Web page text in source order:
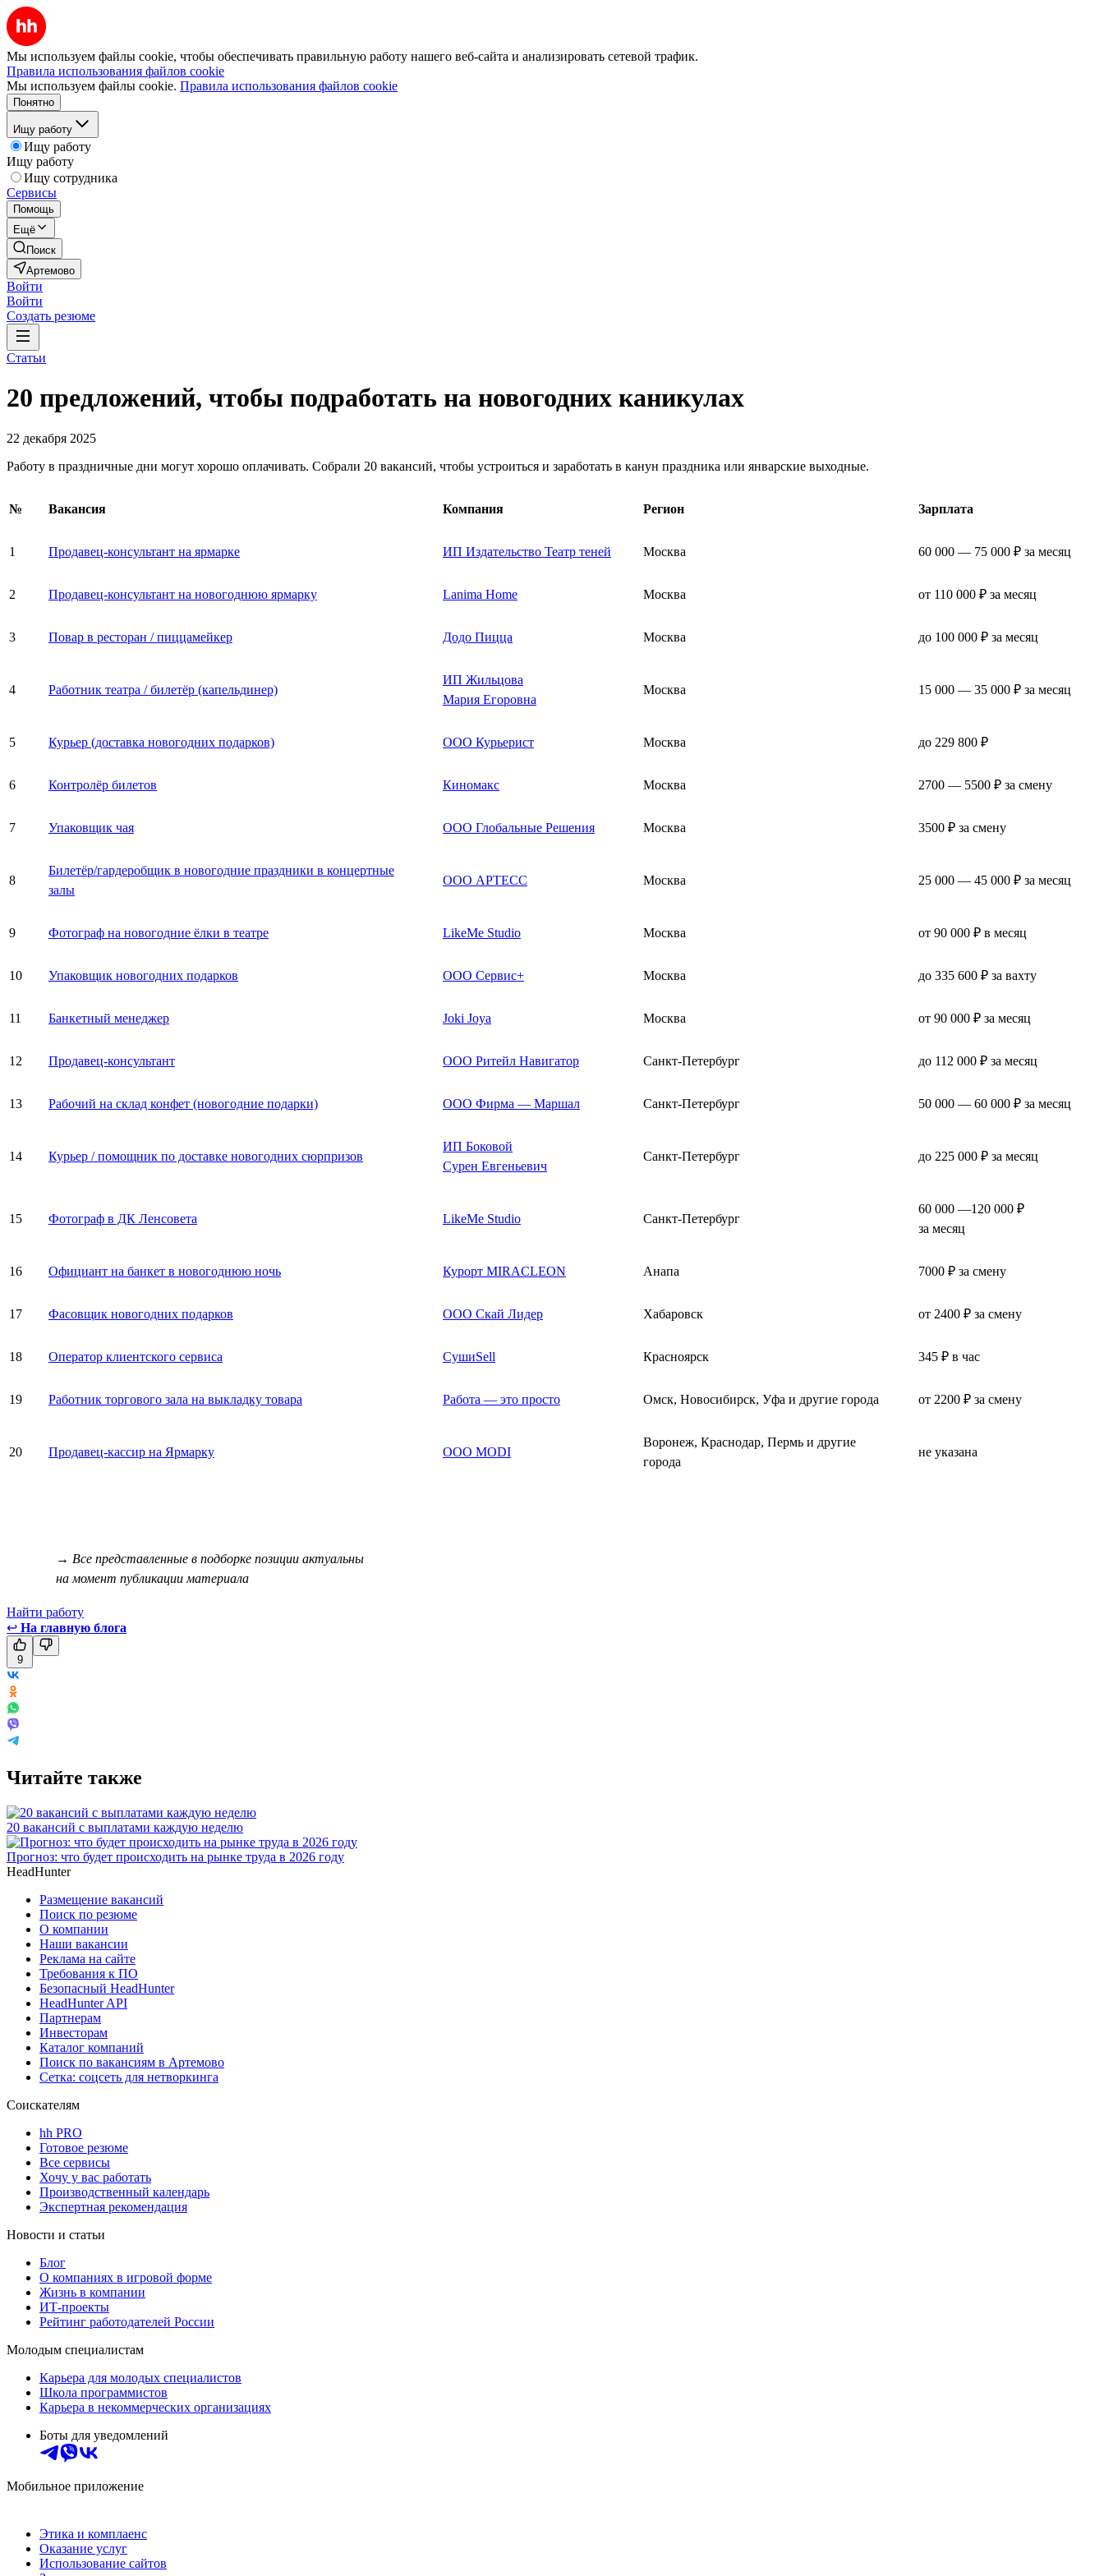
Мы используем файлы cookie, чтобы обеспечивать правильную работу нашего веб-сайта и анализировать сетевой трафик.
Правила использования файлов cookie
Мы используем файлы cookie. Правила использования файлов cookie
Понятно
Ищу работу
Ищу работу
Ищу работу
Ищу сотрудника
Сервисы
Помощь
Ещё
Поиск
Артемово
Войти
Войти
Создать резюме
Статьи
20 предложений, чтобы подработать на новогодних каникулах
22 декабря 2025
Работу в праздничные дни могут хорошо оплачивать. Собрали 20 вакансий, чтобы устроиться и заработать в канун праздника или январские выходные.
№ Вакансия Компания Регион Зарплата
1 Продавец-консультант на ярмарке ИП Издательство Театр теней Москва 60 000 — 75 000 ₽ за месяц
2 Продавец-консультант на новогоднюю ярмарку Lanima Home Москва от 110 000 ₽ за месяц
3 Повар в ресторан / пиццамейкер Додо Пицца Москва до 100 000 ₽ за месяц
4 Работник театра / билетёр (капельдинер)
ИП Жильцова
Мария Егоровна
Москва 15 000 — 35 000 ₽ за месяц
5 Курьер (доставка новогодних подарков) ООО Курьерист Москва до 229 800 ₽
6 Контролёр билетов Киномакс Москва 2700 — 5500 ₽ за смену
7 Упаковщик чая ООО Глобальные Решения Москва 3500 ₽ за смену
8
Билетёр/гардеробщик в новогодние праздники в концертные
залы
ООО АРТЕСС Москва 25 000 — 45 000 ₽ за месяц
9 Фотограф на новогодние ёлки в театре LikeMe Studio Москва от 90 000 ₽ в месяц
10 Упаковщик новогодних подарков ООО Сервис+ Москва до 335 600 ₽ за вахту
11 Банкетный менеджер Joki Joya Москва от 90 000 ₽ за месяц
12 Продавец-консультант ООО Ритейл Навигатор Санкт-Петербург до 112 000 ₽ за месяц
13 Рабочий на склад конфет (новогодние подарки) ООО Фирма — Маршал Санкт-Петербург 50 000 — 60 000 ₽ за месяц
14 Курьер / помощник по доставке новогодних сюрпризов
ИП Боковой
Сурен Евгеньевич
Санкт-Петербург до 225 000 ₽ за месяц
15 Фотограф в ДК Ленсовета LikeMe Studio Санкт-Петербург
60 000 —120 000 ₽
за месяц
16 Официант на банкет в новогоднюю ночь Курорт MIRACLEON Анапа 7000 ₽ за смену
17 Фасовщик новогодних подарков ООО Скай Лидер Хабаровск от 2400 ₽ за смену
18 Оператор клиентского сервиса СушиSell Красноярск 345 ₽ в час
19 Работник торгового зала на выкладку товара Работа — это просто Омск, Новосибирск, Уфа и другие города от 2200 ₽ за смену
20 Продавец-кассир на Ярмарку ООО MODI
Воронеж, Краснодар, Пермь и другие
города
не указана
→ Все представленные в подборке позиции актуальны
на момент публикации материала
Найти работу
↩ На главную блога
9
Читайте также
20 вакансий с выплатами каждую неделю
Прогноз: что будет происходить на рынке труда в 2026 году
HeadHunter
Размещение вакансий
Поиск по резюме
О компании
Наши вакансии
Реклама на сайте
Требования к ПО
Безопасный HeadHunter
HeadHunter API
Партнерам
Инвесторам
Каталог компаний
Поиск по вакансиям в Артемово
Сетка: соцсеть для нетворкинга
Соискателям
hh PRO
Готовое резюме
Все сервисы
Хочу у вас работать
Производственный календарь
Экспертная рекомендация
Новости и статьи
Блог
О компаниях в игровой форме
Жизнь в компании
ИТ-проекты
Рейтинг работодателей России
Молодым специалистам
Карьера для молодых специалистов
Школа программистов
Карьера в некоммерческих организациях
Боты для уведомлений
Мобильное приложение
Этика и комплаенс
Оказание услуг
Использование сайтов